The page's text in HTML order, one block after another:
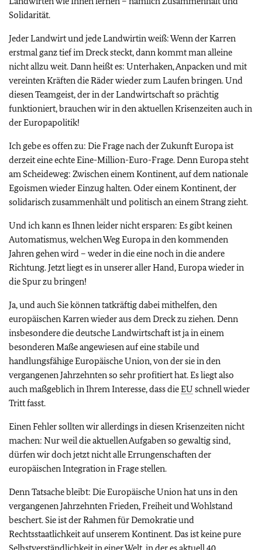
Solidarität.
Jeder Landwirt und jede Landwirtin weiß: Wenn der Karren
erstmal ganz tief im Dreck steckt, dann kommt man alleine
nicht allzu weit. Dann heißt es: Unterhaken, Anpacken und mit
vereinten Kräften die Räder wieder zum Laufen bringen. Und
diesen Teamgeist, der in der Landwirtschaft so prächtig
funktioniert, brauchen wir in den aktuellen Krisenzeiten auch in
der Europapolitik!
Ich gebe es offen zu: Die Frage nach der Zukunft Europa ist
derzeit eine echte Eine-Million-Euro-Frage. Denn Europa steht
am Scheideweg: Zwischen einem Kontinent, auf dem nationale
Egoismen wieder Einzug halten. Oder einem Kontinent, der
solidarisch zusammenhält und politisch an einem Strang zieht.
Und ich kann es Ihnen leider nicht ersparen: Es gibt keinen
Automatismus, welchen Weg Europa in den kommenden
Jahren gehen wird – weder in die eine noch in die andere
Richtung. Jetzt liegt es in unserer aller Hand, Europa wieder in
die Spur zu bringen!
Ja, und auch Sie können tatkräftig dabei mithelfen, den
europäischen Karren wieder aus dem Dreck zu ziehen. Denn
insbesondere die deutsche Landwirtschaft ist ja in einem
besonderen Maße angewiesen auf eine stabile und
handlungsfähige Europäische Union, von der sie in den
vergangenen Jahrzehnten so sehr profitiert hat. Es liegt also
auch maßgeblich in Ihrem Interesse, dass dieEU schnell wieder
Tritt fasst.
Einen Fehler sollten wir allerdings in diesen Krisenzeiten nicht
machen: Nur weil die aktuellen Aufgaben so gewaltig sind,
dürfen wir doch jetzt nicht alle Errungenschaften der
europäischen Integration in Frage stellen.
Denn Tatsache bleibt: Die Europäische Union hat uns in den
vergangenen Jahrzehnten Frieden, Freiheit und Wohlstand
beschert. Sie ist der Rahmen für Demokratie und
Rechtsstaatlichkeit auf unserem Kontinent. Das ist keine pure